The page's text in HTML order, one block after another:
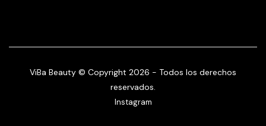
ViBa Beauty © Copyright 2026 - Todos los derechos
reservados.
Instagram